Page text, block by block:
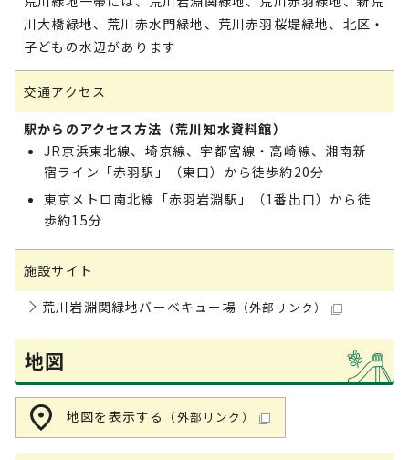
川大橋緑地、荒川赤水門緑地、荒川赤羽桜堤緑地、北区・
子どもの水辺があります
交通アクセス
駅からのアクセス方法（荒川知水資料館）
JR京浜東北線、埼京線、宇都宮線・高崎線、湘南新
宿ライン「赤羽駅」（東口）から徒歩約20分
東京メトロ南北線「赤羽岩淵駅」（1番出口）から徒
歩約15分
施設サイト
荒川岩淵関緑地バーベキュー場 （外部リンク）
地図
地図を表示する （外部リンク）